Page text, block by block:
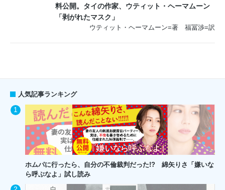
料公開。タイの作家、ウティット・ヘーマムーン
「剥がれたマスク」
ウティット・ヘーマムーン=著 福冨渉=訳
人気記事ランキング
ホムパに行ったら、自分の不倫裁判だった!? 綿矢りさ「嫌いな
ら呼ぶなよ」試し読み